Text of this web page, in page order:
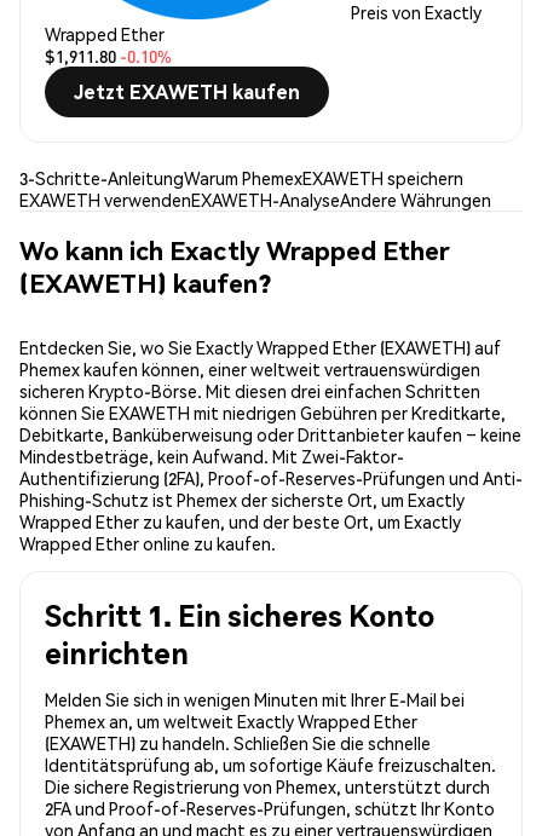
Preis von Exactly
Wrapped Ether
$1,911.80 -0.10%
Jetzt EXAWETH kaufen
3-Schritte-AnleitungWarum PhemexEXAWETH speichern
EXAWETH verwendenEXAWETH-AnalyseAndere Währungen
Wo kann ich Exactly Wrapped Ether
(EXAWETH) kaufen?
Entdecken Sie, wo Sie Exactly Wrapped Ether (EXAWETH) auf
Phemex kaufen können, einer weltweit vertrauenswürdigen
sicheren Krypto-Börse. Mit diesen drei einfachen Schritten
können Sie EXAWETH mit niedrigen Gebühren per Kreditkarte,
Debitkarte, Banküberweisung oder Drittanbieter kaufen – keine
Mindestbeträge, kein Aufwand. Mit Zwei-Faktor-
Authentifizierung (2FA), Proof-of-Reserves-Prüfungen und Anti-
Phishing-Schutz ist Phemex der sicherste Ort, um Exactly
Wrapped Ether zu kaufen, und der beste Ort, um Exactly
Wrapped Ether online zu kaufen.
Schritt 1. Ein sicheres Konto
einrichten
Melden Sie sich in wenigen Minuten mit Ihrer E-Mail bei
Phemex an, um weltweit Exactly Wrapped Ether
(EXAWETH) zu handeln. Schließen Sie die schnelle
Identitätsprüfung ab, um sofortige Käufe freizuschalten.
Die sichere Registrierung von Phemex, unterstützt durch
2FA und Proof-of-Reserves-Prüfungen, schützt Ihr Konto
von Anfang an und macht es zu einer vertrauenswürdigen